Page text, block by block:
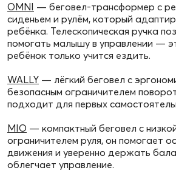
OMNI — беговел‑трансформер с
сиденьем и рулём, который
ребёнка. Телескопическая ручка
помогать малышу в управлении —
ребёнок только учится ездить.
WALLY — лёгкий беговел с
безопасным ограничителем
подходит для первых
MIO — компактный беговел с
ограничителем руля, он помогает
движения и уверенно держать
облегчает управление.